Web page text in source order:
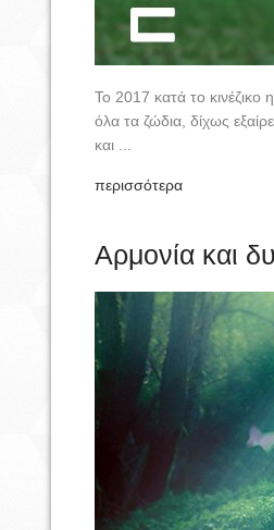
Το 2017 κατά το κινέζικο
όλα τα ζώδια, δίχως
και ...
περισσότερα
Αρμονία και